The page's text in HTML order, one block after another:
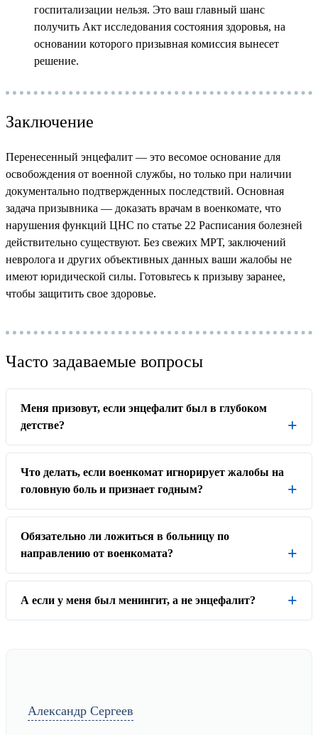
госпитализации нельзя. Это ваш главный шанс
получить Акт исследования состояния здоровья, на
основании которого призывная комиссия вынесет
решение.
Заключение
Перенесенный энцефалит — это весомое основание для
освобождения от военной службы, но только при наличии
документально подтвержденных последствий. Основная
задача призывника — доказать врачам в военкомате, что
нарушения функций ЦНС по статье 22 Расписания болезней
действительно существуют. Без свежих МРТ, заключений
невролога и других объективных данных ваши жалобы не
имеют юридической силы. Готовьтесь к призыву заранее,
чтобы защитить свое здоровье.
Часто задаваемые вопросы
Меня призовут, если энцефалит был в глубоком
детстве?
Что делать, если военкомат игнорирует жалобы на
головную боль и признает годным?
Обязательно ли ложиться в больницу по
направлению от военкомата?
А если у меня был менингит, а не энцефалит?
Александр Сергеев